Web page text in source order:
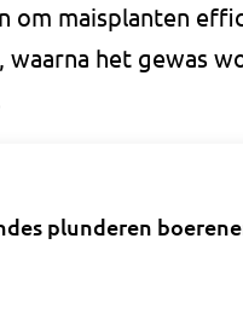
om maisplanten
waarna het gewas
plunderen